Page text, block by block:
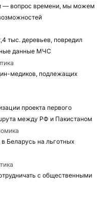
— вопрос времени, мы можем
тыс. деревьев, повредил
данные МЧС
медиков, подлежащих
проекта первого
между РФ и Пакистаном
Беларусь на льготных
с общественными